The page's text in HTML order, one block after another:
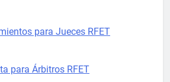
para Jueces RFET
para Árbitros RFET